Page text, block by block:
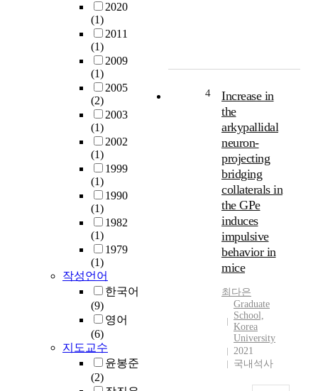
2020
(1)
2011
(1)
2009
(1)
2005
(2)
2003
(1)
2002
(1)
1999
(1)
1990
(1)
1982
(1)
1979
(1)
작성언어
한국어
(9)
영어
(6)
지도교수
윤봉준
(2)
다
(
4
Increase in
the
arkypallidal
neuron-
projecting
bridging
collaterals in
the GPe
induces
impulsive
behavior in
mice
최다은
Graduate
School,
Korea
University
2021
국내석사